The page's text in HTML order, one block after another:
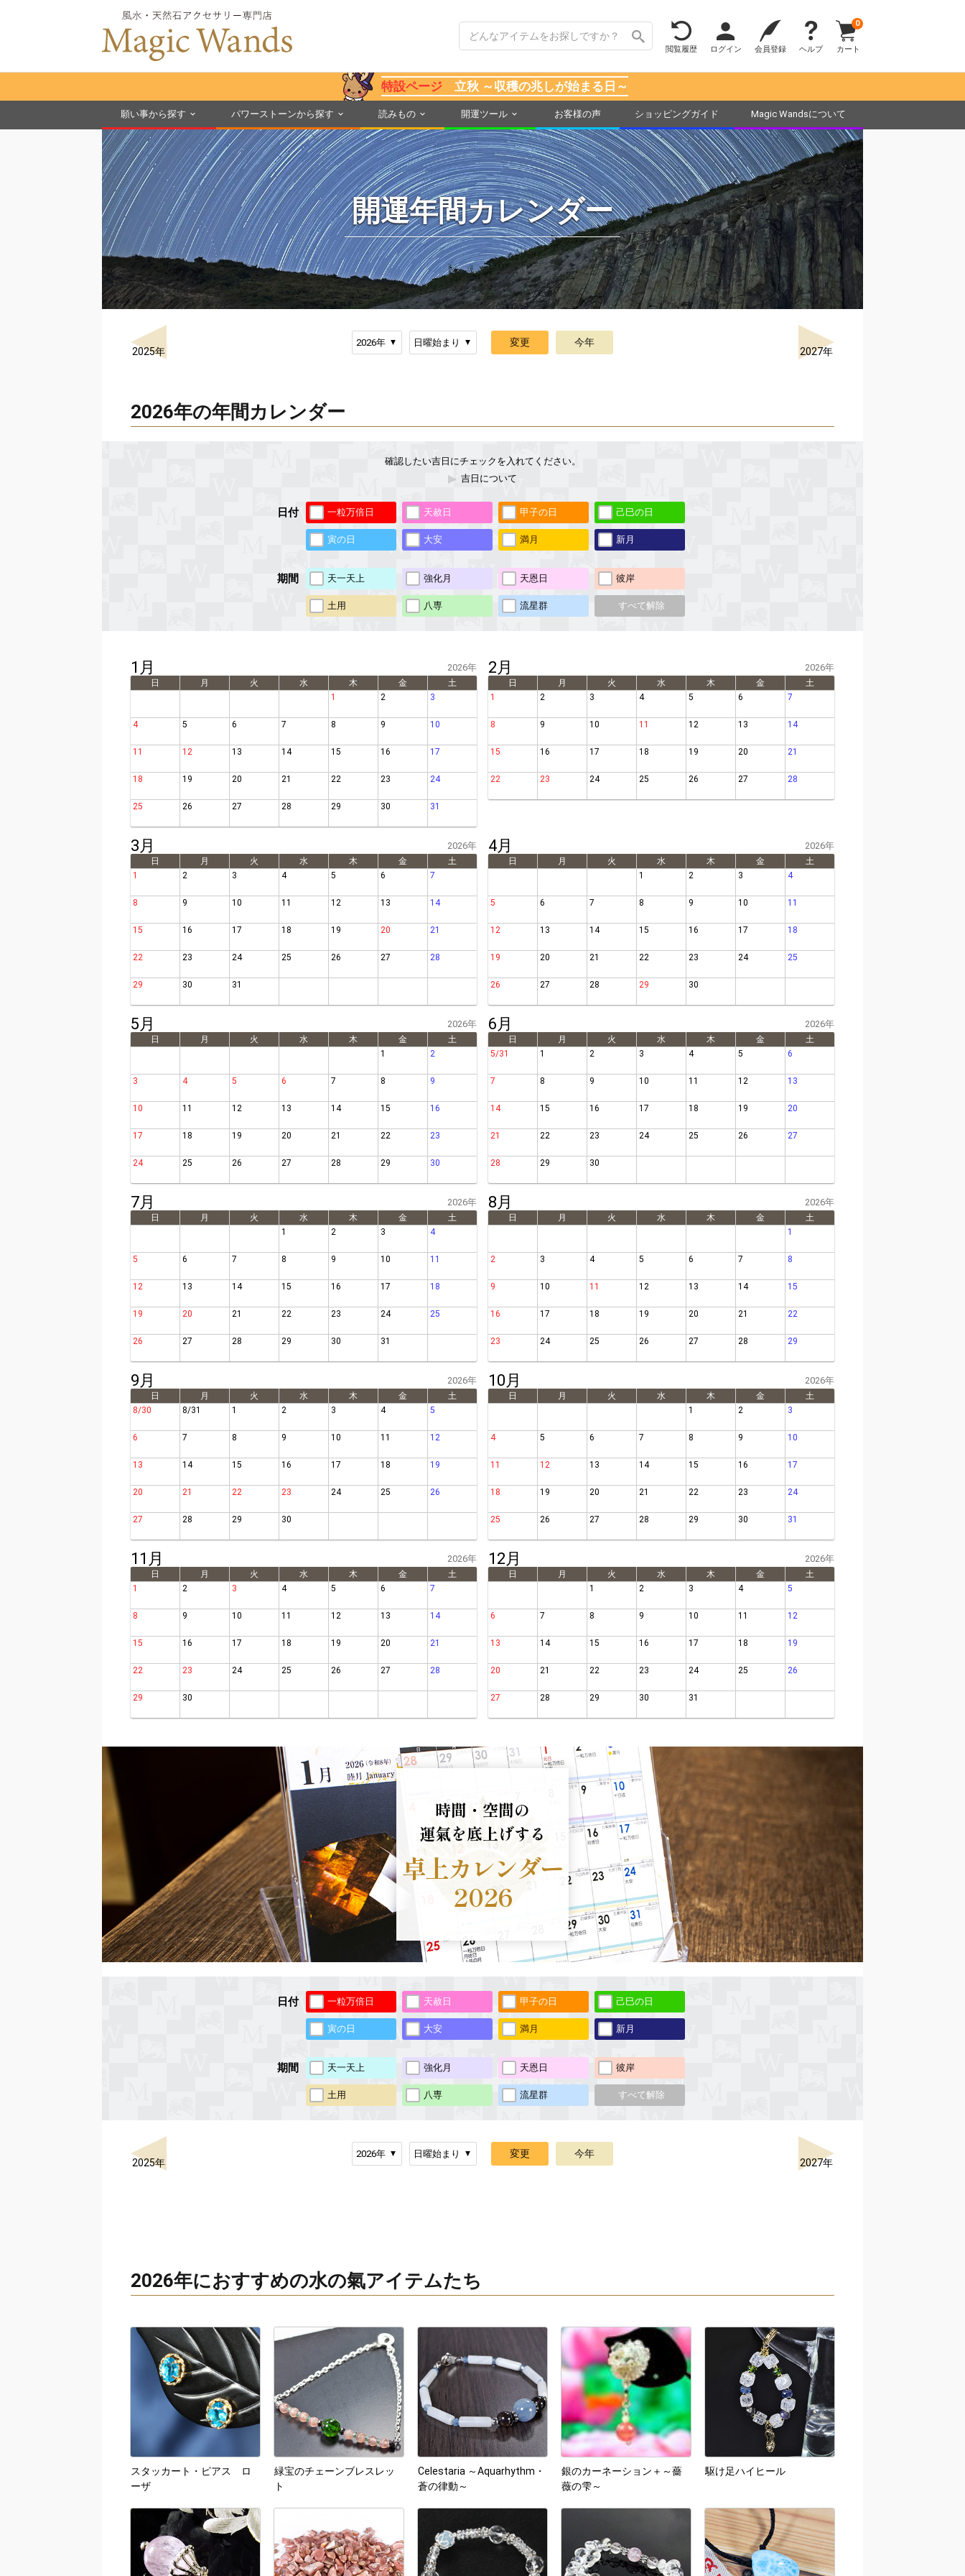
閲覧履歴 ログイン 会員登録 ヘルプ カート
0
特設ページ立秋 ～収穫の兆しが始まる日～
願い事から探す パワーストーンから探す 読みもの 開運ツール お客様の声 ショッピングガイド Magic Wandsについて
開運年間カレンダー
2025年 2027年
2026年の年間カレンダー
確認したい吉日にチェックを入れてください。
吉日について
日付 一粒万倍日 天赦日 甲子の日 己巳の日
寅の日 大安 満月 新月
期間 天一天上 強化月 天恩日 彼岸
土用 八専 流星群 すべて解除
1月 2026年
日 月 火 水 木 金
土
1
2 3
4 5 6 7 8 9 10
11 12 13 14 15 16 17
18 19 20 21 22 23 24
25 26 27 28 29 30 31
2月 2026年
日 月 火 水 木 金
土
1
2 3 4 5 6 7
8 9 10 11 12 13 14
15 16 17 18 19 20 21
22 23 24 25 26 27 28
3月 2026年
日 月 火 水 木 金
土
1
2 3 4 5 6 7
8 9 10 11 12 13 14
15 16 17 18 19 20 21
22 23 24 25 26 27 28
29 30 31
4月 2026年
日 月 火 水 木 金
土
1
2 3 4
5 6 7 8 9 10 11
12 13 14 15 16 17 18
19 20 21 22 23 24 25
26 27 28 29 30
5月 2026年
日 月 火 水 木 金
土
1
2
3 4 5 6 7 8 9
10 11 12 13 14 15 16
17 18 19 20 21 22 23
24 25 26 27 28 29 30
6月 2026年
日 月 火 水 木 金
土
5/31
1 2 3 4 5 6
7 8 9 10 11 12 13
14 15 16 17 18 19 20
21 22 23 24 25 26 27
28 29 30
7月 2026年
日 月 火 水 木 金
土
1
2 3 4
5 6 7 8 9 10 11
12 13 14 15 16 17 18
19 20 21 22 23 24 25
26 27 28 29 30 31
8月 2026年
日 月 火 水 木 金
土
1
2 3 4 5 6 7 8
9 10 11 12 13 14 15
16 17 18 19 20 21 22
23 24 25 26 27 28 29
9月 2026年
日 月 火 水 木 金
土
8/30
8/31 1 2 3 4 5
6 7 8 9 10 11 12
13 14 15 16 17 18 19
20 21 22 23 24 25 26
27 28 29 30
10月 2026年
日 月 火 水 木 金
土
1
2 3
4 5 6 7 8 9 10
11 12 13 14 15 16 17
18 19 20 21 22 23 24
25 26 27 28 29 30 31
11月 2026年
日 月 火 水 木 金
土
1
2 3 4 5 6 7
8 9 10 11 12 13 14
15 16 17 18 19 20 21
22 23 24 25 26 27 28
29 30
12月 2026年
日 月 火 水 木 金
土
1
2 3 4 5
6 7 8 9 10 11 12
13 14 15 16 17 18 19
20 21 22 23 24 25 26
27 28 29 30 31
時間・空間の
運氣を底上げする
卓上カレンダー
2026
日付 一粒万倍日 天赦日 甲子の日 己巳の日
寅の日 大安 満月 新月
期間 天一天上 強化月 天恩日 彼岸
土用 八専 流星群 すべて解除
2025年 2027年
2026年におすすめの水の氣アイテムたち
スタッカート・ピアス ロ
ーザ
緑宝のチェーンブレスレッ
ト
Celestaria ～Aquarhythm・
蒼の律動～
銀のカーネーション＋～薔
薇の雫～
駆け足ハイヒール